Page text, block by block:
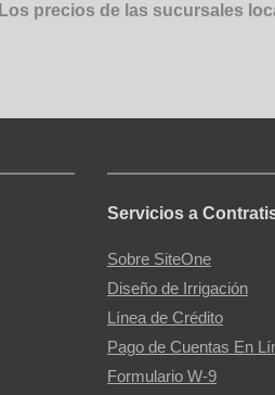
Los precios de las sucursales
Servicios a
Sobre SiteOne
Diseño de Irrigación
Línea de Crédito
Pago de Cuentas En
Formulario W-9